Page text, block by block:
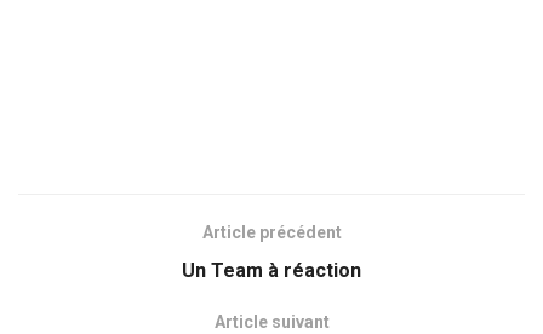
Article précédent
Un Team à réaction
Article suivant